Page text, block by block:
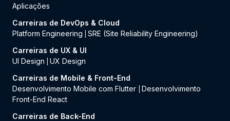
Aplicações
Carreiras de DevOps & Cloud
Platform Engineering
SRE (Site Reliability Engineering)
Carreiras de UX & UI
UI Design
UX Design
Carreiras de Mobile & Front-End
Desenvolvimento Mobile com Flutter
Desenvolvimento
Front-End React
Carreiras de Back-End